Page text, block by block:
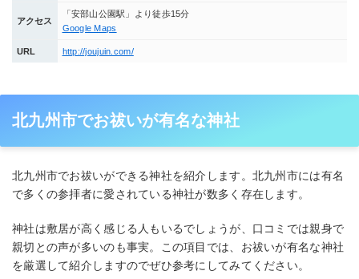
アクセス
「安部山公園駅」より徒歩15分
Google Maps
URL http://joujuin.com/
北九州市でお祓いが有名な神社
北九州市でお祓いができる神社を紹介します。北九州市には有名
で多くの参拝者に愛されている神社が数多く存在します。
神社は敷居が高く感じる人もいるでしょうが、口コミでは親身で
親切との声が多いのも事実。この項目では、お祓いが有名な神社
を厳選して紹介しますのでぜひ参考にしてみてください。